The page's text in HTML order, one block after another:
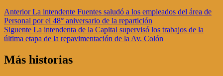
Navegación
de
entradas
AnteriorLa intendente Fuentes saludó a los empleados del área de
Personal por el 48° aniversario de la repartición
Siguente La intendenta de la Capital supervisó los trabajos de la
última etapa de la repavimentación de la Av. Colón
Más historias